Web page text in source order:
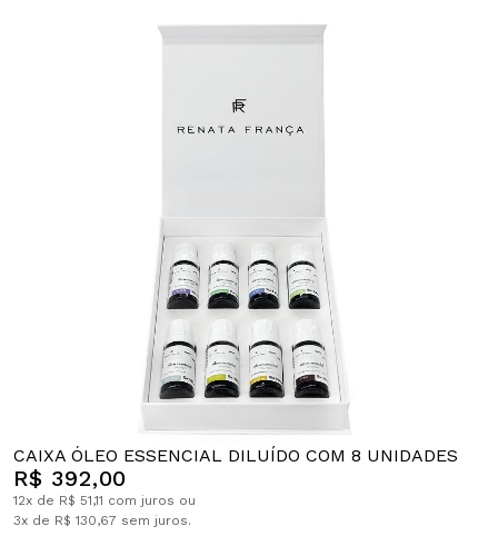
CAIXA ÓLEO ESSENCIAL DILUÍDO COM 8 UNIDADES
R$ 392,00
12x de R$ 51,11 com juros ou
3x de R$ 130,67 sem juros.